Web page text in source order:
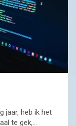
jaar, heb ik het
te gek,…